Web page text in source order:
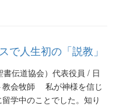
で人生初の「説教」
伝道協会）代表役員 / 日
教会牧師 私が神様を信じ
学中のことでした。知り